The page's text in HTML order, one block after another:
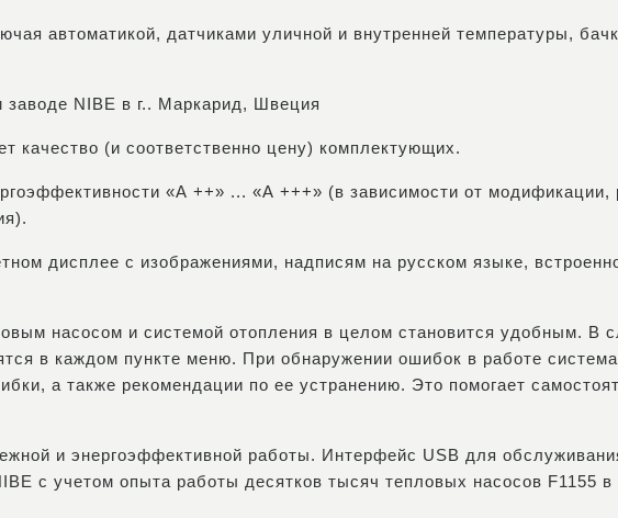
автоматикой, датчиками уличной и внутренней температуры,
заводе NIBE в г.. Маркарид, Швеция
качество (и соответственно цену) комплектующих.
«А ++» ... «А +++» (в зависимости от модификации,
дисплее с изображениями, надписям на русском языке,
насосом и системой отопления в целом становится удобным. В
в каждом пункте меню. При обнаружении ошибок в работе система
а также рекомендации по ее устранению. Это помогает
и энергоэффективной работы. Интерфейс USB для
с учетом опыта работы десятков тысяч тепловых насосов F1155